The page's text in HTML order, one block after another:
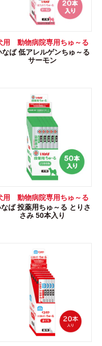
用 動物病院専用ちゅ～る
なば 低アレルゲンちゅ～る
サーモン
用 動物病院専用ちゅ～る
なば 投薬用ちゅ～る とりさ
さみ 50本入り